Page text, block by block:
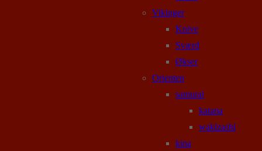
Vikinger
Knive
Sværd
Økser
Orienten
samurai
katana
wakizashi
kina